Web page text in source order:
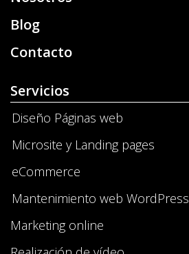
Blog
Contacto
Servicios
Diseño Páginas web
Microsite y Landing pages
eCommerce
Mantenimiento web WordPress
Marketing online